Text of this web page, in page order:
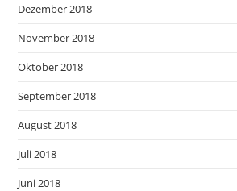
Dezember 2018
November 2018
Oktober 2018
September 2018
August 2018
Juli 2018
Juni 2018